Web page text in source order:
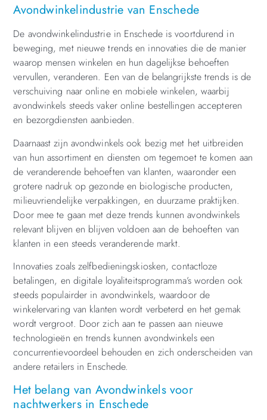
Avondwinkelindustrie van Enschede
De avondwinkelindustrie in Enschede is voortdurend in
beweging, met nieuwe trends en innovaties die de manier
waarop mensen winkelen en hun dagelijkse behoeften
vervullen, veranderen. Een van de belangrijkste trends is de
verschuiving naar online en mobiele winkelen, waarbij
avondwinkels steeds vaker online bestellingen accepteren
en bezorgdiensten aanbieden.
Daarnaast zijn avondwinkels ook bezig met het uitbreiden
van hun assortiment en diensten om tegemoet te komen aan
de veranderende behoeften van klanten, waaronder een
grotere nadruk op gezonde en biologische producten,
milieuvriendelijke verpakkingen, en duurzame praktijken.
Door mee te gaan met deze trends kunnen avondwinkels
relevant blijven en blijven voldoen aan de behoeften van
klanten in een steeds veranderende markt.
Innovaties zoals zelfbedieningskiosken, contactloze
betalingen, en digitale loyaliteitsprogramma’s worden ook
steeds populairder in avondwinkels, waardoor de
winkelervaring van klanten wordt verbeterd en het gemak
wordt vergroot. Door zich aan te passen aan nieuwe
technologieën en trends kunnen avondwinkels een
concurrentievoordeel behouden en zich onderscheiden van
andere retailers in Enschede.
Het belang van Avondwinkels voor
nachtwerkers in Enschede